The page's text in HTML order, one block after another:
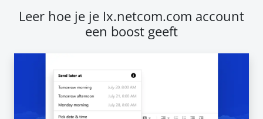
Leer hoe je je Ix.netcom.com account
een boost geeft